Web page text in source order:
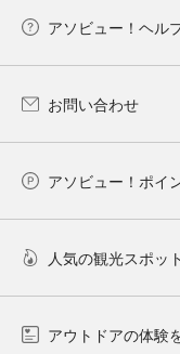
アソビュー！ヘル
お問い合わせ
アソビュー！ポイ
人気の観光スポッ
アウトドアの体験